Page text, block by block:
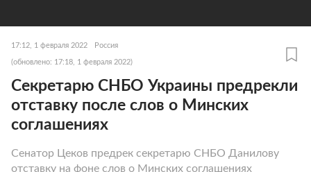
17:12, 1 февраля 2022 Россия
(обновлено: 17:18, 1 февраля 2022)
Секретарю СНБО Украины предрекли
отставку после слов о Минских
соглашениях
Сенатор Цеков предрек секретарю СНБО Данилову
отставку на фоне слов о Минских соглашениях